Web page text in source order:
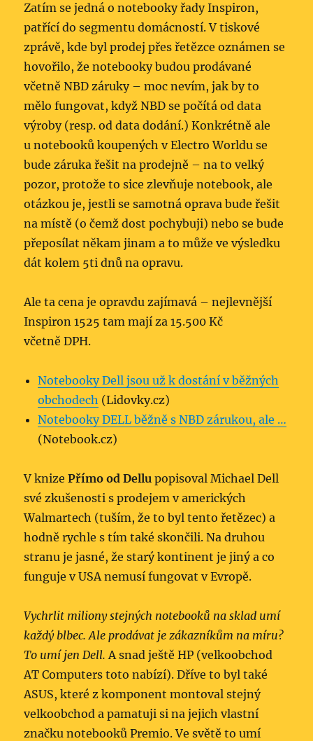
Zatím se jedná o notebooky řady Inspiron,
patřící do segmentu domácností. V tiskové
zprávě, kde byl prodej přes řetězce oznámen se
hovořilo, že notebooky budou prodávané
včetně NBD záruky – moc nevím, jak by to
mělo fungovat, když NBD se počítá od data
výroby (resp. od data dodání.) Konkrétně ale
u notebooků koupených v Electro Worldu se
bude záruka řešit na prodejně – na to velký
pozor, protože to sice zlevňuje notebook, ale
otázkou je, jestli se samotná oprava bude řešit
na místě (o čemž dost pochybuji) nebo se bude
přeposílat někam jinam a to může ve výsledku
dát kolem 5ti dnů na opravu.
Ale ta cena je opravdu zajímavá – nejlevnější
Inspiron 1525 tam mají za 15.500 Kč
včetně DPH.
Notebooky Dell jsou už k dostání v běžných
obchodech (Lidovky.cz)
Notebooky DELL běžně s NBD zárukou, ale …
(Notebook.cz)
V knizePřímo od Dellu popisoval Michael Dell
své zkušenosti s prodejem v amerických
Walmartech (tuším, že to byl tento řetězec) a
hodně rychle s tím také skončili. Na druhou
stranu je jasné, že starý kontinent je jiný a co
funguje v USA nemusí fungovat v Evropě.
Vychrlit miliony stejných notebooků na sklad umí
každý blbec. Ale prodávat je zákazníkům na míru?
To umí jen Dell. A snad ještě HP (velkoobchod
AT Computers toto nabízí). Dříve to byl také
ASUS, které z komponent montoval stejný
velkoobchod a pamatuji si na jejich vlastní
značku notebooků Premio. Ve světě to umí